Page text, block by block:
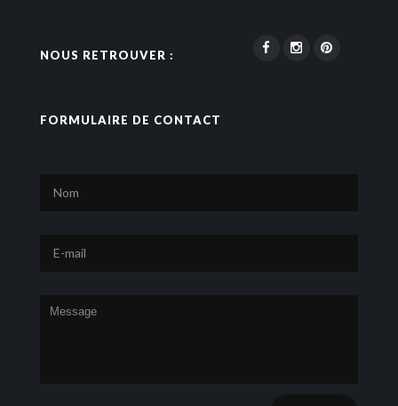
NOUS RETROUVER :
FORMULAIRE DE CONTACT